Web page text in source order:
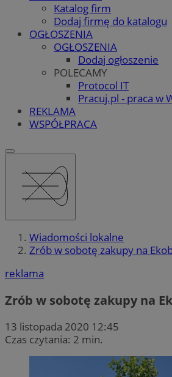
Katalog firm
Dodaj firmę do katalogu
OGŁOSZENIA
OGŁOSZENIA
Dodaj ogłoszenie
POLECAMY
Protocol IT
Pracuj.pl - praca w
REKLAMA
WSPÓŁPRACA
Wiadomości lokalne
Zrób w sobotę zakupy na
reklama
Zrób w sobotę zakupy na
13 listopada 2020 12:45
Czas czytania: 2 min.